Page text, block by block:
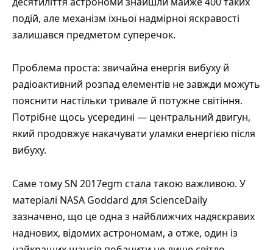
подій, але механізм їхньої надмірної яскравості
залишався предметом суперечок.
Проблема проста: звичайна енергія вибуху й
радіоактивний розпад елементів не завжди можуть
пояснити настільки тривале й потужне світіння.
Потрібне щось усередині — центральний двигун,
який продовжує накачувати уламки енергією після
вибуху.
Саме тому SN 2017egm стала такою важливою. У
матеріалі NASA Goddard для ScienceDaily
зазначено, що це одна з найближчих надяскравих
наднових, відомих астрономам, а отже, один із